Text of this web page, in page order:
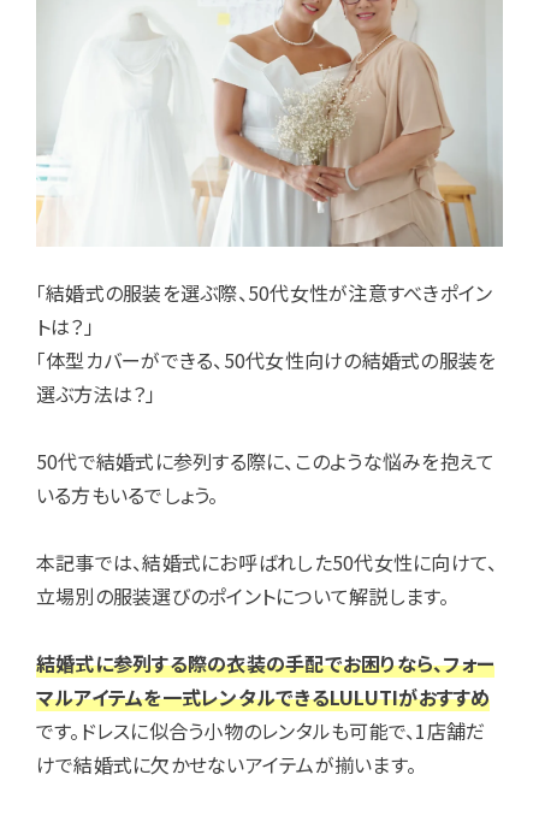
「結婚式の服装を選ぶ際、50代女性が注意すべきポイン
トは？」
「体型カバーができる、50代女性向けの結婚式の服装を
選ぶ方法は？」
50代で結婚式に参列する際に、このような悩みを抱えて
いる方もいるでしょう。
本記事では、結婚式にお呼ばれした50代女性に向けて、
立場別の服装選びのポイントについて解説します。
結婚式に参列する際の衣装の手配でお困りなら、フォー
マルアイテムを一式レンタルできるLULUTIがおすすめ
です。ドレスに似合う小物のレンタルも可能で、1店舗だ
けで結婚式に欠かせないアイテムが揃います。